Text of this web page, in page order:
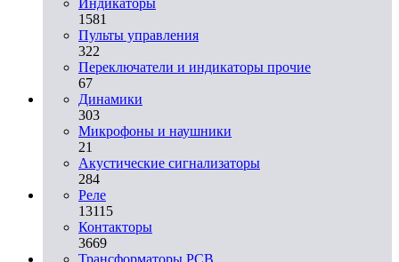
1581
Пульты управления
322
Переключатели и индикаторы прочие
67
Динамики
303
Микрофоны и наушники
21
Акустические сигнализаторы
284
Реле
13115
Контакторы
3669
Трансформаторы PCB